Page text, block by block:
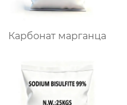
Карбонат марганца